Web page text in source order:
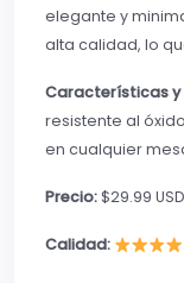
elegante y
alta calidad, lo
Características y
resistente al
en cualquier
Precio:$29.99 USD
Calidad: